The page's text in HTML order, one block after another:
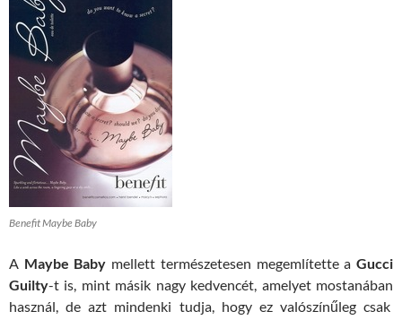
Benefit Maybe Baby
A Maybe Baby mellett természetesen megemlítette aGucci
Guilty-t is, mint másik nagy kedvencét, amelyet mostanában
használ, de azt mindenki tudja, hogy ez valószínűleg csak